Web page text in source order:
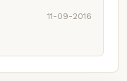
11-09-2016